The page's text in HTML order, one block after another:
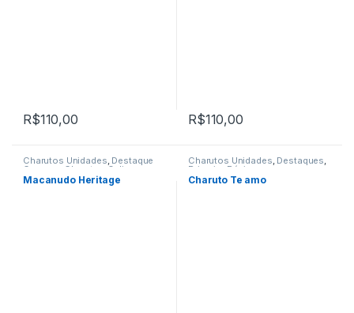
R$110,00 R$110,00
Charutos Unidades, Destaque
Comprar Charutos Online
Destaques,Primeira Página
Macanudo Heritage
Charutos Unidades, Destaques,
Primeira Página
Charuto Te amo